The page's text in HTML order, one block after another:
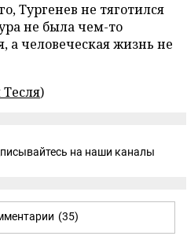
Тургенев не тяготился
не была чем-то
человеческая жизнь не
)
на наши каналы
(35)